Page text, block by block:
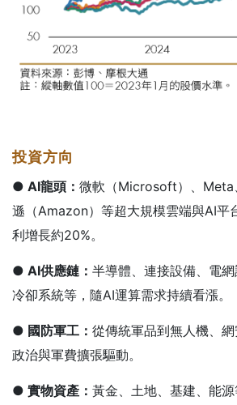
投資方向
● AI龍頭： 微軟（Microsoft）、
遜（Amazon）等超大規模雲端與AI平
利增長約20%。
● AI供應鏈： 半導體、連接設備、電網
冷卻系統等，隨AI運算需求持續看漲。
● 國防軍工： 從傳統軍品到無人機、
政治與軍費擴張驅動。
● 實物資產： 黃金、土地、基建、能